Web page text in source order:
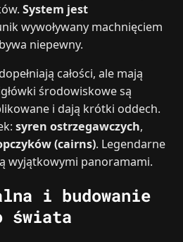
System jest
wywoływany machnięciem
niepewny.
całości, ale mają
środowiskowe są
i dają krótki oddech.
syren ostrzegawczych,
(cairns). Legendarne
wyjątkowymi panoramami.
i budowanie
świata